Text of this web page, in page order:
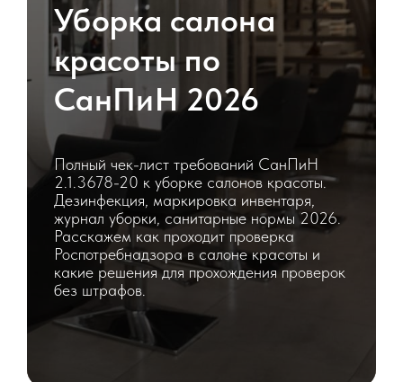
Уборка салона
красоты по
СанПиН 2026
Полный чек-лист требований СанПиН
2.1.3678-20 к уборке салонов красоты.
Дезинфекция, маркировка инвентаря,
журнал уборки, санитарные нормы 2026.
Расскажем как проходит проверка
Роспотребнадзора в салоне красоты и
какие решения для прохождения проверок
без штрафов.